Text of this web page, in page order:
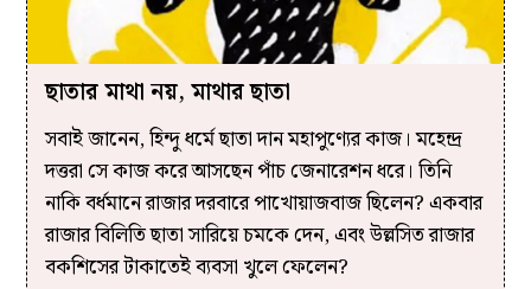
ছাতার মাথা নয়, মাথার ছাতা
সবাই জানেন, হিন্দু ধর্মে ছাতা দান মহাপুণ্যের কাজ। মহেন্দ্র
দত্তরা সে কাজ করে আসছেন পাঁচ জেনারেশন ধরে। তিনি
নাকি বর্ধমানে রাজার দরবারে পাখোয়াজবাজ ছিলেন? একবার
রাজার বিলিতি ছাতা সারিয়ে চমকে দেন, এবং উল্লসিত রাজার
বকশিসের টাকাতেই ব্যবসা খুলে ফেলেন?